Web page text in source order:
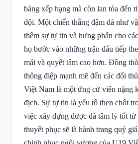
bảng xếp hạng mà còn lan tỏa đến
đội. Một chiến thắng đậm đà như
thêm sự tự tin và hưng phấn cho
họ bước vào những trận đấu tiếp
mái và quyết tâm cao hơn. Đồng
thông điệp mạnh mẽ đến các đối
Việt Nam là một ứng cử viên nặng
địch. Sự tự tin là yếu tố then chốt
việc xây dựng được đà tâm lý tốt
thuyết phục sẽ là hành trang quý